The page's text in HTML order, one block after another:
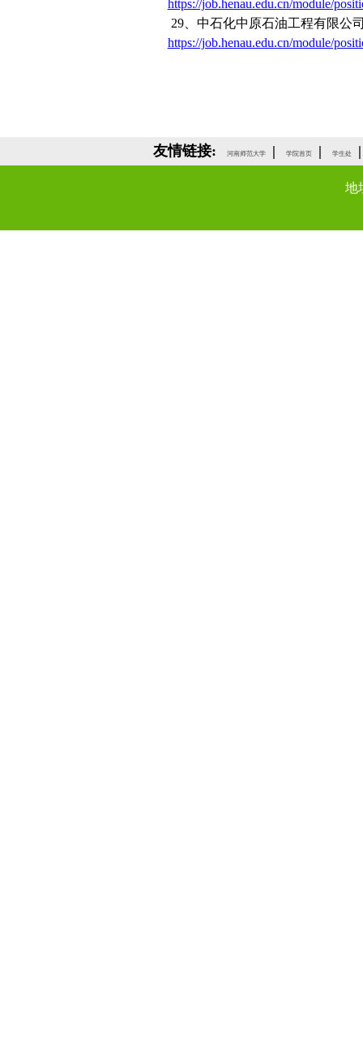
https://job.henau.edu.cn/module/
29、中石化中原石油工程有限公
https://job.henau.edu.cn/module/
友情链接: 河南师范大学 | 学院首页 | 学生处 |
地